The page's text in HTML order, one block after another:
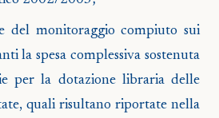
del monitoraggio compiuto sui
la spesa complessiva sostenuta
per la dotazione libraria delle
quali risultano riportate nella